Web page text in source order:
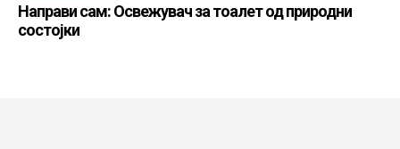
Направи сам: Освежувач за тоалет од природни
состојки